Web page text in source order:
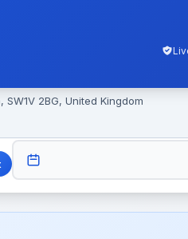
2BG, United Kingdom